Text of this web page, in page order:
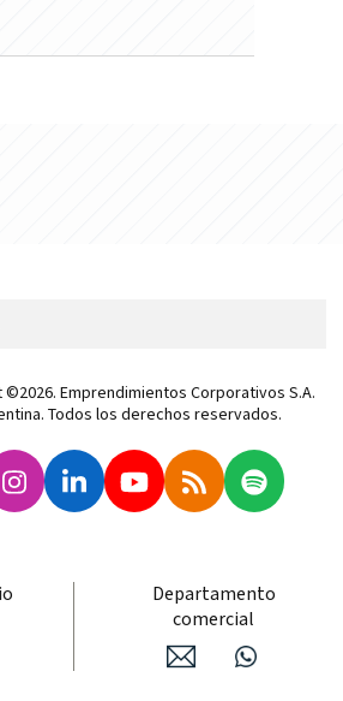
Emprendimientos Corporativos S.A.
Todos los derechos reservados.
Departamento
comercial